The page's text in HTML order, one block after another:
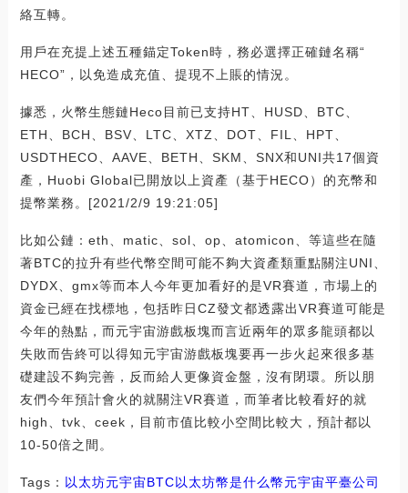
絡互轉。
用戶在充提上述五種錨定Token時，務必選擇正確鏈名稱“
HECO”，以免造成充值、提現不上賬的情況。
據悉，火幣生態鏈Heco目前已支持HT、HUSD、BTC、
ETH、BCH、BSV、LTC、XTZ、DOT、FIL、HPT、
USDTHECO、AAVE、BETH、SKM、SNX和UNI共17個資
產，Huobi Global已開放以上資產（基于HECO）的充幣和
提幣業務。[2021/2/9 19:21:05]
比如公鏈：eth、matic、sol、op、atomicon、等這些在隨
著BTC的拉升有些代幣空間可能不夠大資產類重點關注UNI、
DYDX、gmx等而本人今年更加看好的是VR賽道，市場上的
資金已經在找標地，包括昨日CZ發文都透露出VR賽道可能是
今年的熱點，而元宇宙游戲板塊而言近兩年的眾多龍頭都以
失敗而告終可以得知元宇宙游戲板塊要再一步火起來很多基
礎建設不夠完善，反而給人更像資金盤，沒有閉環。所以朋
友們今年預計會火的就關注VR賽道，而筆者比較看好的就
high、tvk、ceek，目前市值比較小空間比較大，預計都以
10-50倍之間。
Tags： 以太坊元宇宙BTC以太坊幣是什么幣元宇宙平臺公司